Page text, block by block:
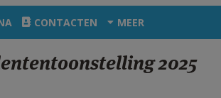
CONTACTEN MEER
2025